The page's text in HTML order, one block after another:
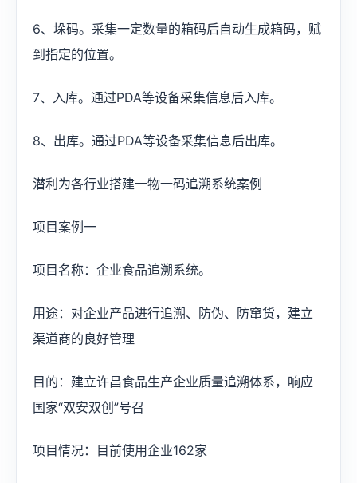
6、垛码。采集一定数量的箱码后自动生成箱码，赋
到指定的位置。
7、入库。通过PDA等设备采集信息后入库。
8、出库。通过PDA等设备采集信息后出库。
潜利为各行业搭建一物一码追溯系统案例
项目案例一
项目名称：企业食品追溯系统。
用途：对企业产品进行追溯、防伪、防窜货，建立
渠道商的良好管理
目的：建立许昌食品生产企业质量追溯体系，响应
国家“双安双创”号召
项目情况：目前使用企业162家